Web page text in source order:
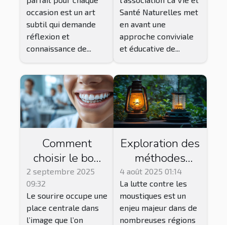
occasion est un art
subtil qui demande
réflexion et
connaissance de...
séances de ciné
club !
Santé Naturelles met
en avant une
approche conviviale
et éducative de...
Comment
choisir le bon
traitement
esthétique
dentaire pour
votre sourire ?
2 septembre 2025
09:32
Le sourire occupe une
place centrale dans
l’image que l’on
Exploration des
méthodes
traditionnelles
et modernes de
lutte contre les
moustiques
4 août 2025 01:14
La lutte contre les
moustiques est un
enjeu majeur dans de
nombreuses régions